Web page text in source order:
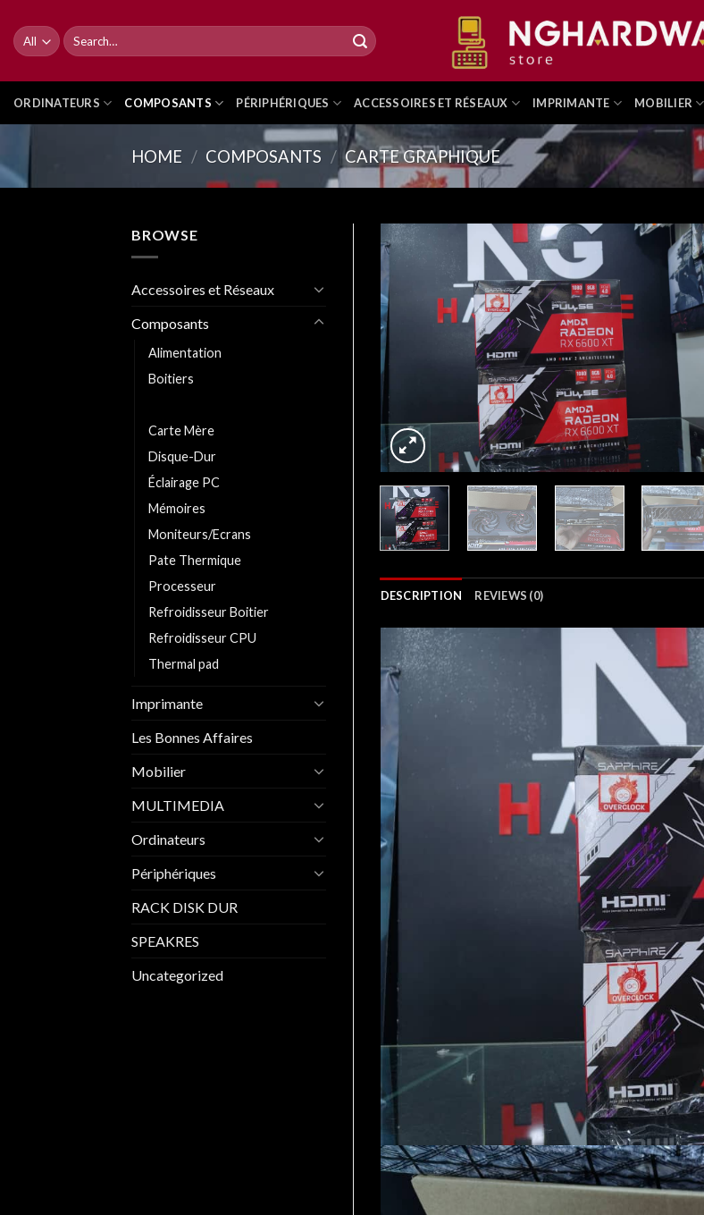
content
Search
for:
ORDINATEURS COMPOSANTS PÉRIPHÉRIQUES ACCESSOIRES ET RÉSEAUX IMPRIMANTE MOBILIER
HOME / COMPOSANTS / CARTE GRAPHIQUE
BROWSE
Accessoires et Réseaux
Composants
Alimentation
Boitiers
Carte Mère
Disque-Dur
Éclairage PC
Mémoires
Moniteurs/Ecrans
Pate Thermique
Processeur
Refroidisseur Boitier
Refroidisseur CPU
Thermal pad
Imprimante
Les Bonnes Affaires
Mobilier
MULTIMEDIA
Ordinateurs
Périphériques
RACK DISK DUR
SPEAKRES
Uncategorized
DESCRIPTION REVIEWS (0)